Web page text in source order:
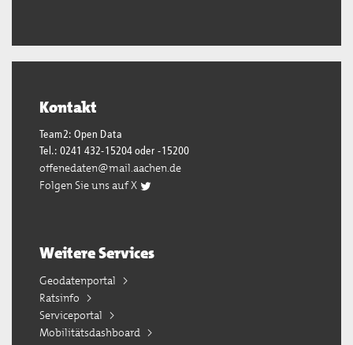
Kontakt
Team2: Open Data
Tel.: 0241 432-15204 oder -15200
offenedaten@mail.aachen.de
Folgen Sie uns auf X
Weitere Services
Geodatenportal
Ratsinfo
Serviceportal
Mobilitätsdashboard